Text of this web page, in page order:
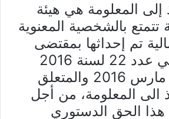
إلى المعلومة هي هيئة
بالشخصية المعنوية
تم إحداثها بمقتضى
القانون الأساسي عدد 22 لسنة 2016
المؤرخ في 24 مارس 2016 والمتعلق
الى المعلومة، من أجل
الحق الدستوري